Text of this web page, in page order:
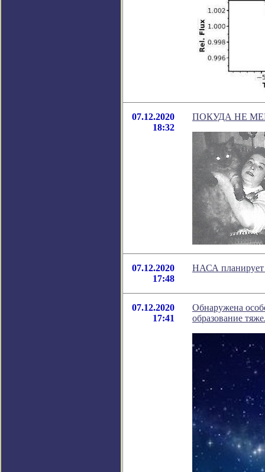
07.12.2020
18:32
ПОКУДА НЕ
07.12.2020
17:48
НАСА планирует
07.12.2020
17:41
Обнаружена
образование